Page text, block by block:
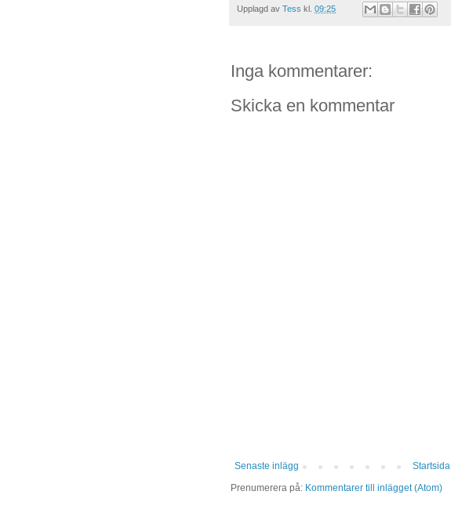
Upplagd av Tess kl. 09:25
Inga kommentarer:
Skicka en kommentar
Senaste inlägg
Startsida
Prenumerera på: Kommentarer till inlägget (Atom)